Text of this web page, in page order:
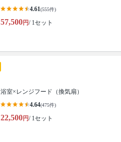
4.61(555件)
57,500円/ 1セット
浴室×レンジフード（換気扇）
4.64(475件)
22,500円/ 1セット